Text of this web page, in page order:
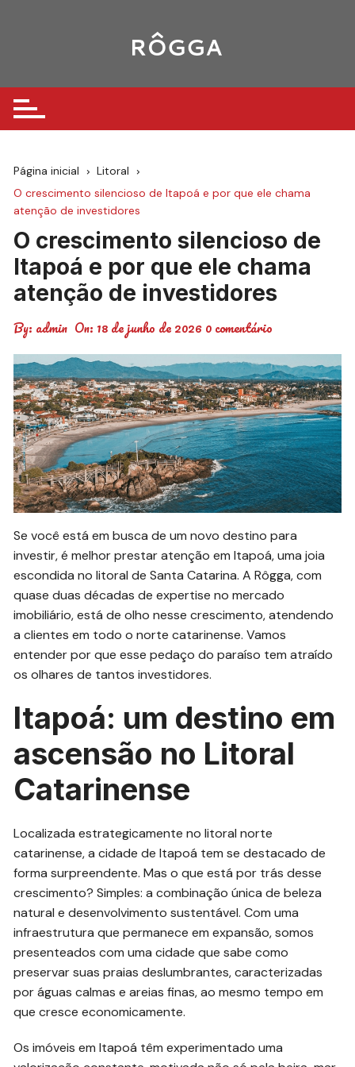
Página inicial
Litoral
O crescimento silencioso de Itapoá e por que ele chama
atenção de investidores
O crescimento silencioso de
Itapoá e por que ele chama
atenção de investidores
By: admin On: 18 de junho de 20260 comentário
Se você está em busca de um novo destino para
investir, é melhor prestar atenção em Itapoá, uma joia
escondida no litoral de Santa Catarina. A Rôgga, com
quase duas décadas de expertise no mercado
imobiliário, está de olho nesse crescimento, atendendo
a clientes em todo o norte catarinense. Vamos
entender por que esse pedaço do paraíso tem atraído
os olhares de tantos investidores.
Itapoá: um destino em
ascensão no Litoral
Catarinense
Localizada estrategicamente no litoral norte
catarinense, a cidade de Itapoá tem se destacado de
forma surpreendente. Mas o que está por trás desse
crescimento? Simples: a combinação única de beleza
natural e desenvolvimento sustentável. Com uma
infraestrutura que permanece em expansão, somos
presenteados com uma cidade que sabe como
preservar suas praias deslumbrantes, caracterizadas
por águas calmas e areias finas, ao mesmo tempo em
que cresce economicamente.
Os imóveis em Itapoá têm experimentado uma